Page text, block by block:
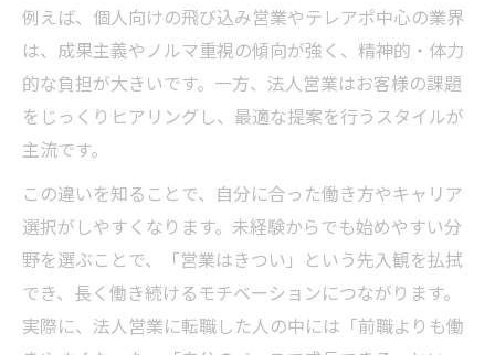
例えば、個人向けの飛び込み営業やテレアポ中心の業界
は、成果主義やノルマ重視の傾向が強く、精神的・体力
的な負担が大きいです。一方、法人営業はお客様の課題
をじっくりヒアリングし、最適な提案を行うスタイルが
主流です。
この違いを知ることで、自分に合った働き方やキャリア
選択がしやすくなります。未経験からでも始めやすい分
野を選ぶことで、「営業はきつい」という先入観を払拭
でき、長く働き続けるモチベーションにつながります。
実際に、法人営業に転職した人の中には「前職よりも働